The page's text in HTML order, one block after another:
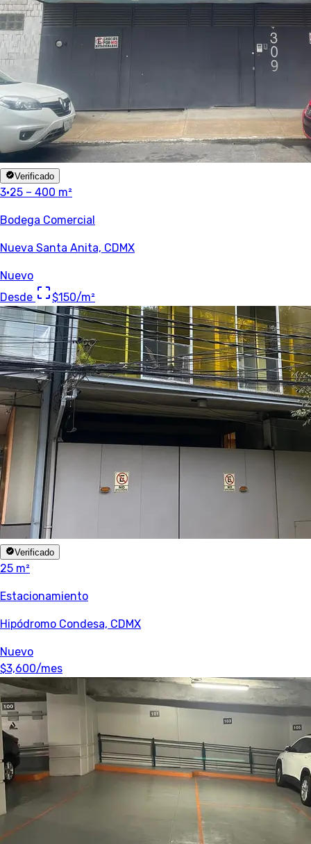
Verificado
3·25 – 400 m²
Bodega Comercial
Nueva Santa Anita, CDMX
Nuevo
Desde
$150/m²
Verificado
25 m²
Estacionamiento
Hipódromo Condesa, CDMX
Nuevo
$3,600/mes